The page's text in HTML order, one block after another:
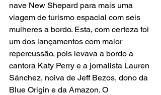
nave New Shepard para mais uma
viagem de turismo espacial com seis
mulheres a bordo. Esta, com certeza foi
um dos lançamentos com maior
repercussão, pois levava a bordo a
cantora Katy Perry e a jornalista Lauren
Sánchez, noiva de Jeff Bezos, dono da
Blue Origin e da Amazon. O